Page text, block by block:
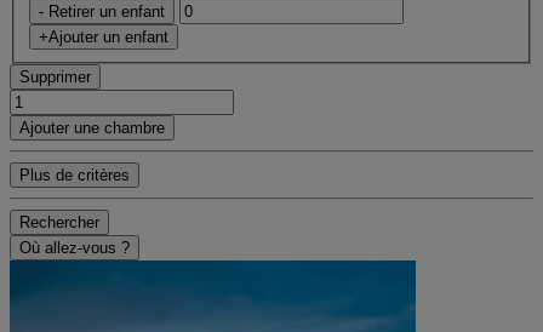
- Retirer un enfant
+Ajouter un enfant
Supprimer
Ajouter une chambre
Plus de critères
Rechercher
Où allez-vous ?